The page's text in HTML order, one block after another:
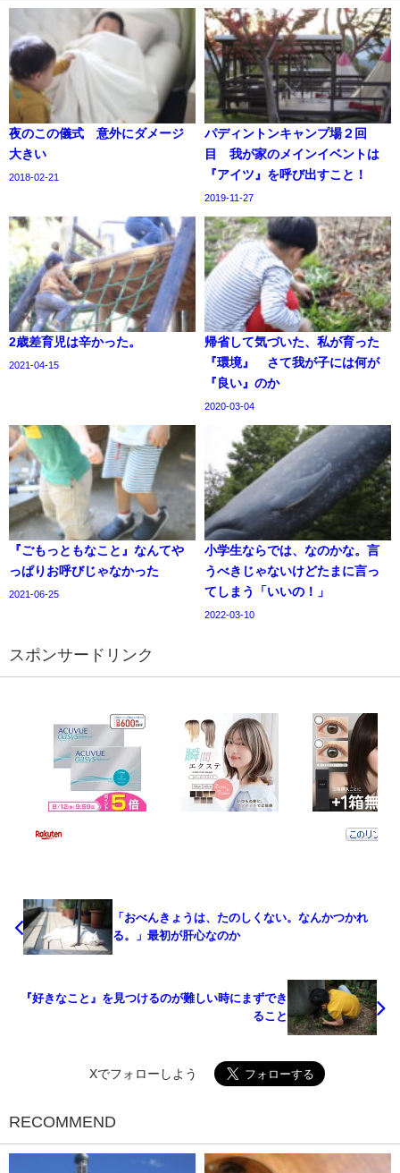
夜のこの儀式 意外にダメージ
大きい
2018-02-21
パディントンキャンプ場２回
目 我が家のメインイベントは
『アイツ』を呼び出すこと！
2019-11-27
2歳差育児は辛かった。
2021-04-15
帰省して気づいた、私が育った
『環境』 さて我が子には何が
『良い』のか
2020-03-04
『ごもっともなこと』なんてや
っぱりお呼びじゃなかった
2021-06-25
小学生ならでは、なのかな。言
うべきじゃないけどたまに言っ
てしまう「いいの！」
2022-03-10
スポンサードリンク
「おべんきょうは、たのしくない。なんかつかれ
る。」最初が肝心なのか
『好きなこと』を見つけるのが難しい時にまずでき
ること
Xでフォローしよう
RECOMMEND